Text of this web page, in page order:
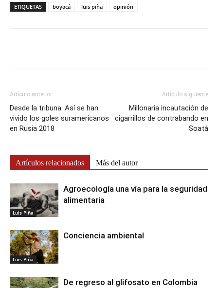
ETIQUETAS boyacá luis piña opinión
Artículo anterior
Desde la tribuna: Así se han
vivido los goles suramericanos
en Rusia 2018
Artículo siguiente
Millonaria incautación de
cigarrillos de contrabando en
Soatá
Artículos relacionados Más del autor
Luis Piña
Agroecología una vía para la seguridad
alimentaria
Luis Piña
Conciencia ambiental
De regreso al glifosato en Colombia